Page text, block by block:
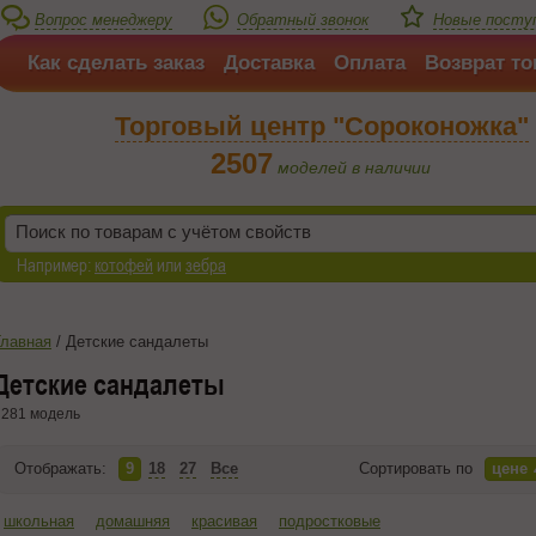
Например:котофей илизебра
Вопрос менеджеру Обратный звонок Новые
Как сделать заказ Доставка Оплата Возврат
Торговый центр "Сороконожка"
2507 моделей в наличии
/ Детские сандалеты
сандалеты
281 модель
Отображать: 9 18 27 Все Сортировать по цене
школьная домашняя красивая подростковые